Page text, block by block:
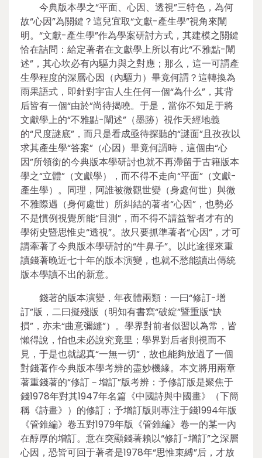
今典版本學之“平面、心因、透視”三特色，為何
故“心因”為關鍵？這兒宜取“文獻-產生學”視角來闡
明。“文獻-產生學”作為學案研討方式，其建模之關鍵
恰在詰問：給定著者在文獻學上所以有此“不雅點-闡
述”，其心坎必有內驅力與之對應；那么，這一可謂產
生學程度的深層心因（內驅力）畢竟何謂？這轉換為
雨果語式，即針對宇宙人生任何一個“為什么”，其背
后皆有一個“由於”尚待揭曉。于是，當你不知足于將
文獻學上的“不雅點-闡述”（墨跡）視作天經地義
的“尺度謎底”，而只是看成亟待探聽的“謎面”且孜孜以
求其產生學“答案”（心因）畢竟何謂時，這個由“心
因”所領銜的今典版本學研討也就不再滯留于古籍版本
學之“立體”（文獻學），而不得不走向“平面”（文獻-
產生學）。同理，阿誰被微觀世變（身處何世）與微
不雅際遇（身何處世）所糾結的著者“心因”，也勢必
不是慣例視覺所能“目測”，而不得不請益智者才有的
學術史暨思惟史“透視”。故只要抓準著者“心因”，才可
謂牽著了今典版本學研討的“牛鼻子”。以此途徑來重
讀錢著晚近七十年的版本演變，也就不愁能讀出傳統
版本學讀不出的新意。
錢著的版本演變，年夜體兩類：一曰“修訂-增
訂”版，二曰擬殘版（明知有書寫“破綻”暨重版“缺
損”，亦未“曲意彌縫”）。學界對前者似習以為常，皆
懶得說，怕也未必說究竟里；學界對后者則視而不
見，于是也就認真“一無一切”，故也能夠放過了一個
對錢著作今典版本學考辨的盡妙機緣。本文將用兩章
著重錢著的“修訂－增訂”版考辨：予修訂版是聚焦于
錢1978年對其1947年名篇《中國詩與中國畫》（下簡
稱《詩畫》）的修訂；予增訂版則專注于錢1994年版
《管錐編》卷五對1979年版《管錐編》卷一的某一內
在醇厚的增訂。意在突顯錢著賴以“修訂-增訂”之深層
心因，恐皆可回于著者是1978年“思惟束縛”后，才放